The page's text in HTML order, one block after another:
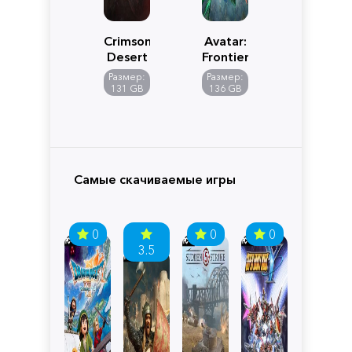
Crimson
Desert
Размер:
131 GB
Avatar:
Frontiers
of
Pandora
Размер:
136 GB
Самые скачиваемые игры
0
3.5
0 0